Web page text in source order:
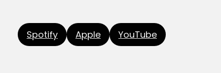
Spotify Apple YouTube